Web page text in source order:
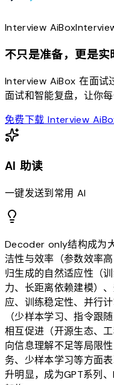
Interview AiBox
不只是准备，更是实
Interview AiBox 在面试
面试和智能复盘，让你
免费下载 Interview
AI 助读
一键发送到常用 AI
Decoder only结构成为
洁性与效率（参数效率
归生成的自然适应性（
力、长距离依赖建模）
应、训练稳定性、并行
（少样本学习、指令跟
相互促进（开源生态、
向信息理解不足等局限
务、少样本学习等方面
升明显，成为GPT系列